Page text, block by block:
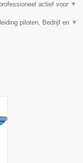
actief voor ▼
piloten, Bedrijf en ▼